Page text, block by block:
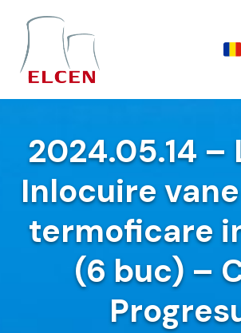
2024.05.14 –
Inlocuire
termoficare
(6 buc) –